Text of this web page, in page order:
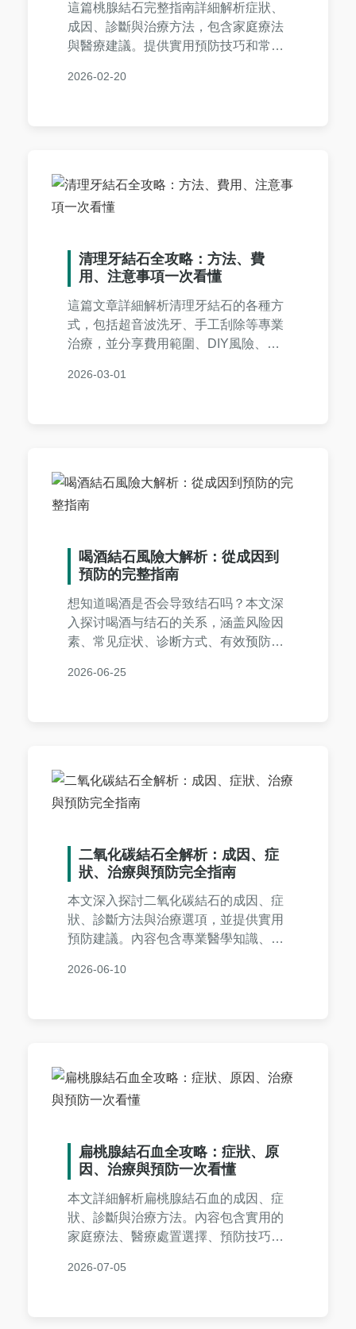
這篇桃腺結石完整指南詳細解析症狀、
成因、診斷與治療方法，包含家庭療法
與醫療建議。提供實用預防技巧和常見
擾，避免復發。內容由個人經驗分享，
2026-02-20
清理牙結石全攻略：方法、費
用、注意事項一次看懂
這篇文章詳細解析清理牙結石的各種方
式，包括超音波洗牙、手工刮除等專業
治療，並分享費用範圍、DIY風險、前
驗，幫助您徹底解決牙結石問題，維護
2026-03-01
喝酒結石風險大解析：從成因到
預防的完整指南
想知道喝酒是否会导致结石吗？本文深
入探讨喝酒与结石的关系，涵盖风险因
素、常见症状、诊断方式、有效预防策
保护健康，避免结石痛苦。内容包括个
2026-06-25
二氧化碳結石全解析：成因、症
狀、治療與預防完全指南
本文深入探討二氧化碳結石的成因、症
狀、診斷方法與治療選項，並提供實用
預防建議。內容包含專業醫學知識、常
解二氧化碳結石，做出明智健康決策。
2026-06-10
扁桃腺結石血全攻略：症狀、原
因、治療與預防一次看懂
本文詳細解析扁桃腺結石血的成因、症
狀、診斷與治療方法。內容包含實用的
家庭療法、醫療處置選擇、預防技巧，
全面了解扁桃腺結石出血問題，提供專
2026-07-05